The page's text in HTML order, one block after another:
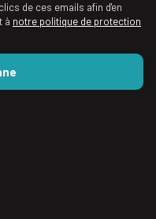
de ces emails afin d'en
à notre politique de protection